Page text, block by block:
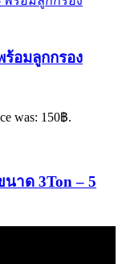
อมลูกกรอง
was: 150฿.
าด 3Ton – 5